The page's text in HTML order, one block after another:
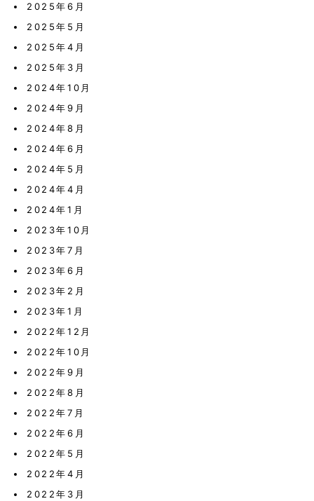
2025年6月
2025年5月
2025年4月
2025年3月
2024年10月
2024年9月
2024年8月
2024年6月
2024年5月
2024年4月
2024年1月
2023年10月
2023年7月
2023年6月
2023年2月
2023年1月
2022年12月
2022年10月
2022年9月
2022年8月
2022年7月
2022年6月
2022年5月
2022年4月
2022年3月